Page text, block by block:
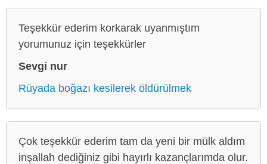
Teşekkür ederim korkarak uyanmıştım
yorumunuz için teşekkürler
Sevgi nur
Rüyada boğazı kesilerek öldürülmek
Çok teşekkür ederim tam da yeni bir mülk aldım
inşallah dediğiniz gibi hayırlı kazançlarımda olur.